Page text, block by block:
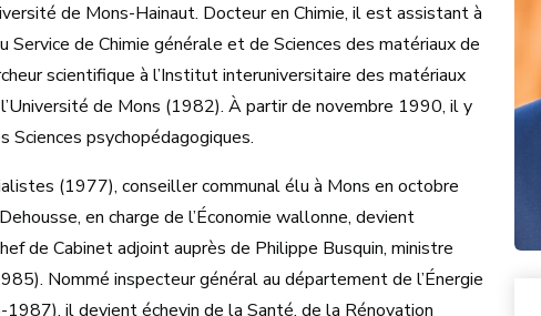
de Mons-Hainaut. Docteur en Chimie, il est assistant à
de Chimie générale et de Sciences des matériaux de
scientifique à l’Institut interuniversitaire des matériaux
de Mons (1982). À partir de novembre 1990, il y
Sciences psychopédagogiques.
(1977), conseiller communal élu à Mons en octobre
en charge de l’Économie wallonne, devient
de Cabinet adjoint auprès de Philippe Busquin, ministre
Nommé inspecteur général au département de l’Énergie
il devient échevin de la Santé, de la Rénovation